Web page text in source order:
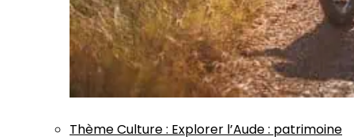
ThèmeCulture: Explorer l’Aude : patrimoine